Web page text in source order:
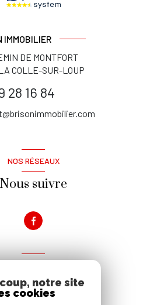
IMMOBILIER
DE MONTFORT
COLLE-SUR-LOUP
28 16 84
NOS RÉSEAUX
Nous suivre
propriétaire
notre site
cookies